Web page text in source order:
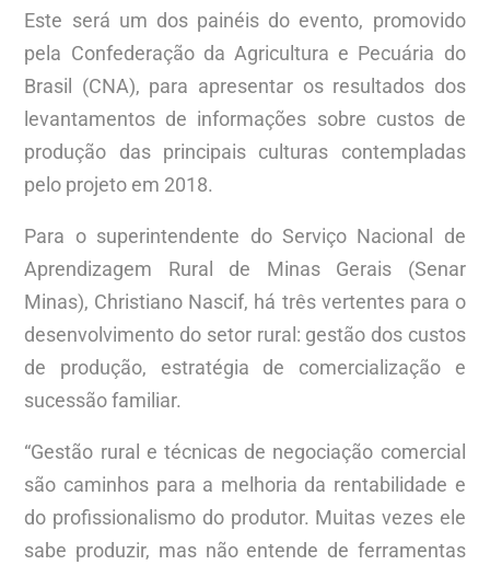
Este será um dos painéis do evento, promovido
pela Confederação da Agricultura e Pecuária do
Brasil (CNA), para apresentar os resultados dos
levantamentos de informações sobre custos de
produção das principais culturas contempladas
pelo projeto em 2018.
Para o superintendente do Serviço Nacional de
Aprendizagem Rural de Minas Gerais (Senar
Minas), Christiano Nascif, há três vertentes para o
desenvolvimento do setor rural: gestão dos custos
de produção, estratégia de comercialização e
sucessão familiar.
“Gestão rural e técnicas de negociação comercial
são caminhos para a melhoria da rentabilidade e
do profissionalismo do produtor. Muitas vezes ele
sabe produzir, mas não entende de ferramentas